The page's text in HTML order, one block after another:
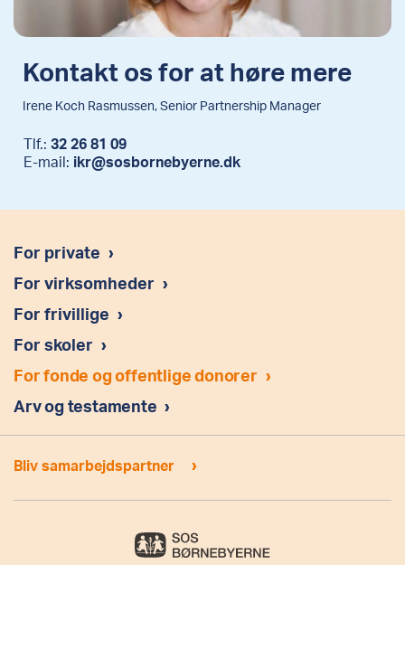
Kontakt os for at høre mere
Irene Koch Rasmussen, Senior Partnership Manager
Tlf.: 32 26 81 09
E-mail: ikr@sosbornebyerne.dk
For private ›
For virksomheder ›
For frivillige ›
For skoler ›
For fonde og offentlige donorer ›
Arv og testamente ›
Bliv samarbejdspartner ›